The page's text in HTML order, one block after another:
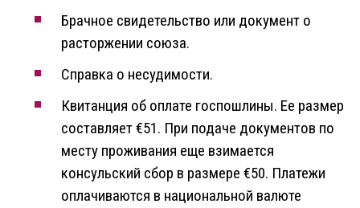
Брачное свидетельство или документ о
расторжении союза.
Справка о несудимости.
Квитанция об оплате госпошлины. Ее размер
составляет €51. При подаче документов по
месту проживания еще взимается
консульский сбор в размере €50. Платежи
оплачиваются в национальной валюте